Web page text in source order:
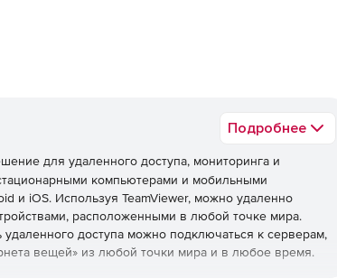
Подробнее
для удаленного доступа, мониторинга и
компьютерами и мобильными
и iOS. Используя TeamViewer, можно удаленно
расположенными в любой точке мира.
доступа можно подключаться к серверам,
вещей» из любой точки мира и в любое время.